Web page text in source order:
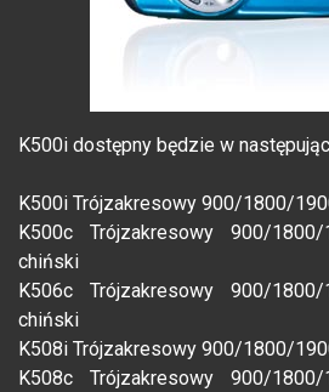
K500i dostępny będzie w
K500i Trójzakresowy 900/1800/
K500c Trójzakresowy 900/
chiński
K506c Trójzakresowy 900/
chiński
K508i Trójzakresowy 900/1800/
K508c Trójzakresowy 900/